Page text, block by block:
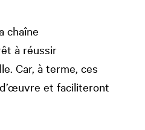
chaîne
à réussir
Car, à terme, ces
et faciliteront